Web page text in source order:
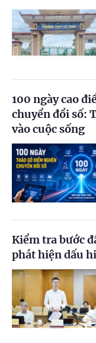
100 ngày cao
chuyển đổi số:
vào cuộc sống
Kiểm tra bước
phát hiện dấu